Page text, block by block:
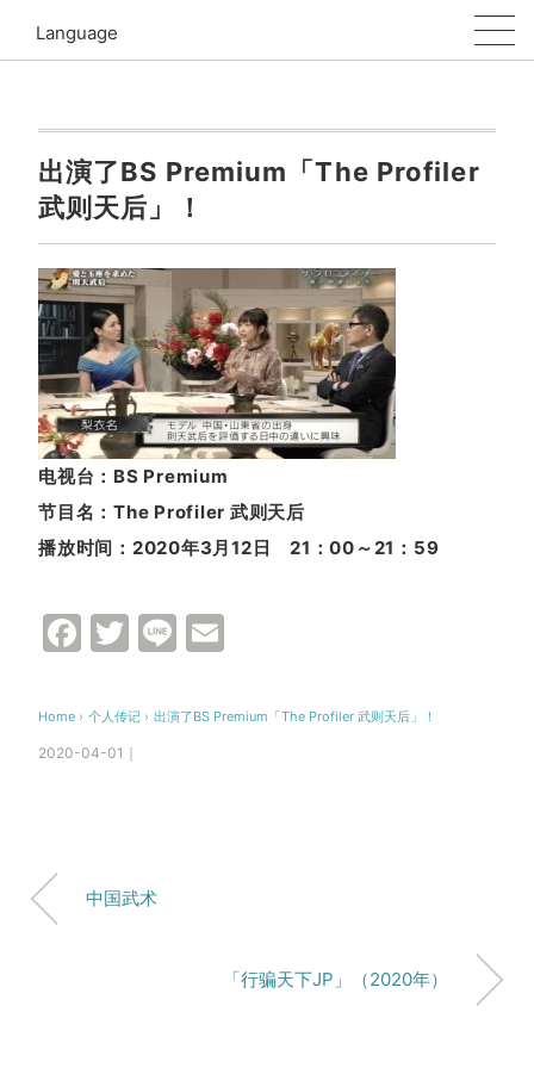
Language
出演了BS Premium「The Profiler
武则天后」！
电视台 ： BS Premium
节目名 ： The Profiler 武则天后
播放时间 ： 2020年3月12日 21 ：00 ～21 ： 59
Facebook
Twitter
Line
Home › 个人传记 › 出演了BS Premium「The Profiler 武则天后」！
2020-04-01｜
中国武术
「行骗天下JP」（2020年）